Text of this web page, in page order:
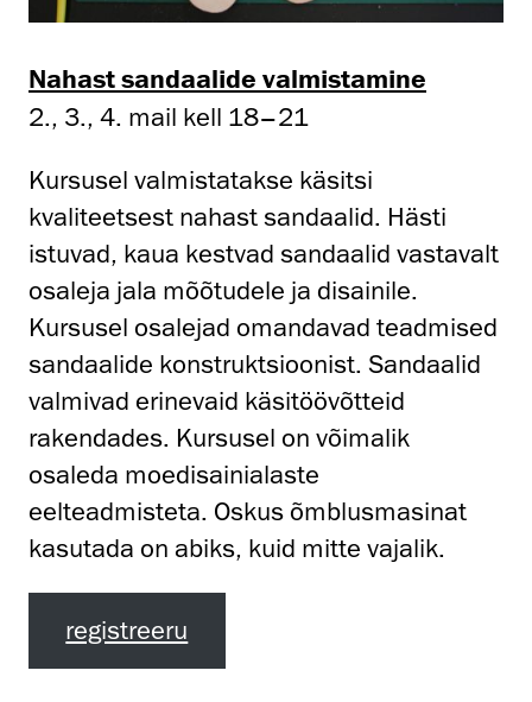
Nahast sandaalide valmistamine
2., 3., 4. mail kell 18–21
Kursusel valmistatakse käsitsi
kvaliteetsest nahast sandaalid. Hästi
istuvad, kaua kestvad sandaalid vastavalt
osaleja jala mõõtudele ja disainile.
Kursusel osalejad omandavad teadmised
sandaalide konstruktsioonist. Sandaalid
valmivad erinevaid käsitöövõtteid
rakendades. Kursusel on võimalik
osaleda moedisainialaste
eelteadmisteta. Oskus õmblusmasinat
kasutada on abiks, kuid mitte vajalik.
registreeru